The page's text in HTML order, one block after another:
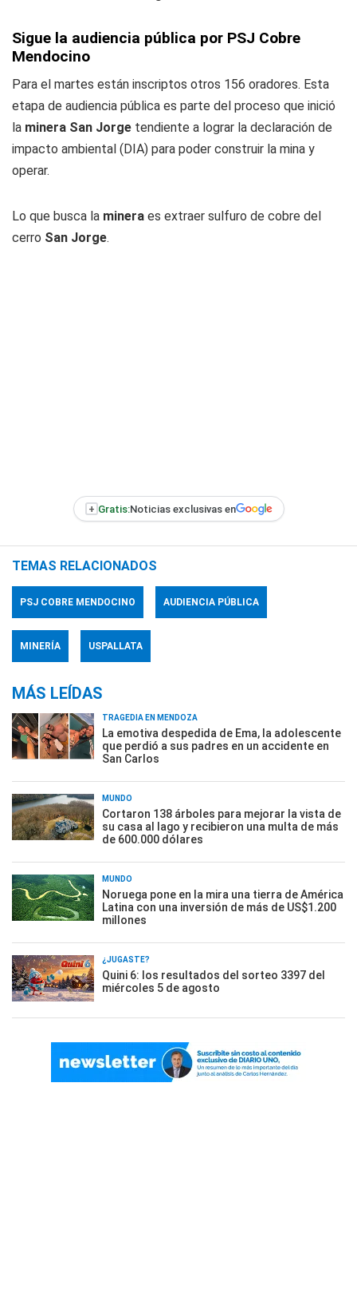
Sigue la audiencia pública por PSJ Cobre
Mendocino
Para el martes están inscriptos otros 156 oradores. Esta
etapa de audiencia pública es parte del proceso que inició
la minera San Jorge tendiente a lograr la declaración de
impacto ambiental (DIA) para poder construir la mina y
operar.
Lo que busca la minera es extraer sulfuro de cobre del
cerro San Jorge.
+ Gratis:Noticias exclusivas en
TEMAS RELACIONADOS
PSJ COBRE MENDOCINO AUDIENCIA PÚBLICA
MINERÍA USPALLATA
MÁS LEÍDAS
TRAGEDIA EN MENDOZA
La emotiva despedida de Ema, la adolescente
que perdió a sus padres en un accidente en
San Carlos
MUNDO
Cortaron 138 árboles para mejorar la vista de
su casa al lago y recibieron una multa de más
de 600.000 dólares
MUNDO
Noruega pone en la mira una tierra de América
Latina con una inversión de más de US$1.200
millones
¿JUGASTE?
Quini 6: los resultados del sorteo 3397 del
miércoles 5 de agosto